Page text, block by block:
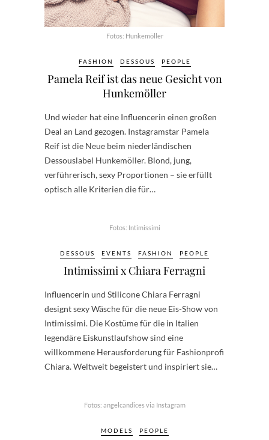
Fotos: Hunkemöller
FASHION DESSOUS PEOPLE
Pamela Reif ist das neue Gesicht von
Hunkemöller
Und wieder hat eine Influencerin einen großen
Deal an Land gezogen. Instagramstar Pamela
Reif ist die Neue beim niederländischen
Dessouslabel Hunkemöller. Blond, jung,
verführerisch, sexy Proportionen – sie erfüllt
optisch alle Kriterien die für…
Fotos: Intimissimi
DESSOUS EVENTS FASHION PEOPLE
Intimissimi x Chiara Ferragni
Influencerin und Stilicone Chiara Ferragni
designt sexy Wäsche für die neue Eis-Show von
Intimissimi. Die Kostüme für die in Italien
legendäre Eiskunstlaufshow sind eine
willkommene Herausforderung für Fashionprofi
Chiara. Weltweit begeistert und inspiriert sie…
Fotos: angelcandices via Instagram
MODELS PEOPLE